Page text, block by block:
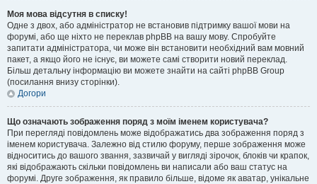
Моя мова відсутня в списку!
Одне з двох, або адміністратор не встановив підтримку вашої мови на
форумі, або ще ніхто не переклав phpBB на вашу мову. Спробуйте
запитати адміністратора, чи може він встановити необхідний вам мовний
пакет, а якщо його не існує, ви можете самі створити новий переклад.
Більш детальну інформацію ви можете знайти на сайті phpBB Group
(посилання внизу сторінки).
Догори
Що означають зображення поряд з моїм іменем користувача?
При перегляді повідомлень може відображатись два зображення поряд з
іменем користувача. Залежно від стилю форуму, перше зображення може
відноситись до вашого звання, зазвичай у вигляді зірочок, блоків чи крапок,
які відображають скільки повідомлень ви написали або ваш статус на
форумі. Друге зображення, як правило більше, відоме як аватар, унікальне